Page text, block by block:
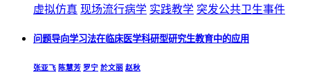
虚拟仿真 现场流行病学 实践教学 突发公共卫生事件
问题导向学习法在临床医学科研型研究生教育中的应用
张亚飞 陈慧芳 罗宁 於文丽 赵秋